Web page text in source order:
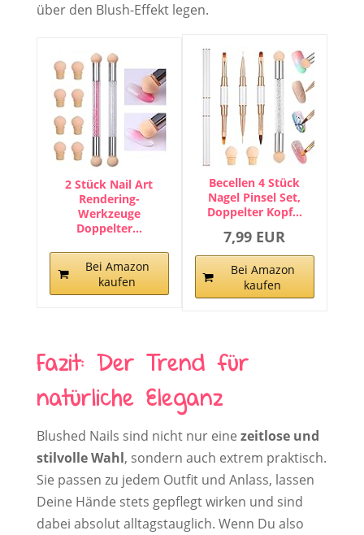
über den Blush-Effekt legen.
2 Stück Nail Art
Rendering-
Werkzeuge
Doppelter…
Bei Amazon
kaufen
Becellen 4 Stück
Nagel Pinsel Set,
Doppelter Kopf…
7,99 EUR
Bei Amazon
kaufen
Fazit: Der Trend für
natürliche Eleganz
Blushed Nails sind nicht nur eine zeitlose und
stilvolle Wahl, sondern auch extrem praktisch.
Sie passen zu jedem Outfit und Anlass, lassen
Deine Hände stets gepflegt wirken und sind
dabei absolut alltagstauglich. Wenn Du also